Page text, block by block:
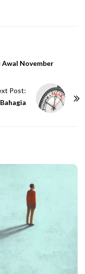
Awal November
Post: